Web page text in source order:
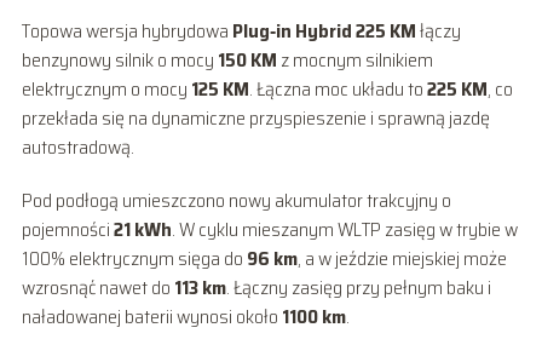
Topowa wersja hybrydowa Plug‑in Hybrid 225 KMłączy
benzynowy silnik o mocy 150 KM z mocnym silnikiem
elektrycznym o mocy 125 KM. Łączna moc układu to225 KM, co
przekłada się na dynamiczne przyspieszenie i sprawną jazdę
autostradową.
Pod podłogą umieszczono nowy akumulator trakcyjny o
pojemności21 kWh. W cyklu mieszanym WLTP zasięg w trybie w
100% elektrycznym sięga do 96 km, a w jeździe miejskiej może
wzrosnąć nawet do 113 km. Łączny zasięg przy pełnym baku i
naładowanej baterii wynosi około 1100 km.